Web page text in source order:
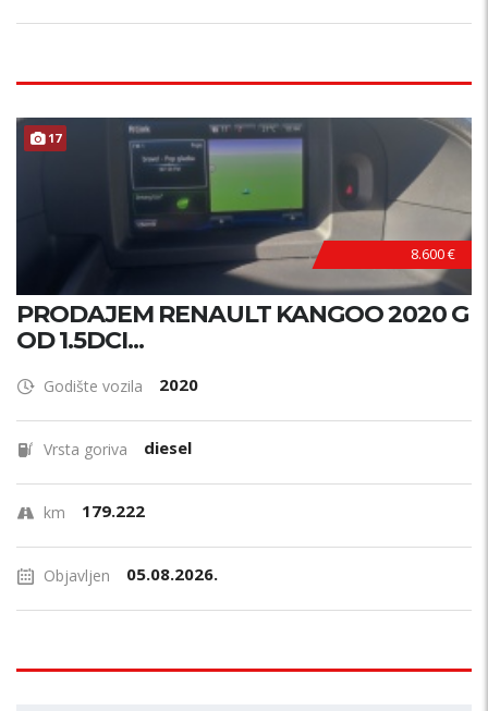
17
8.600 €
PRODAJEM RENAULT KANGOO 2020 G
OD 1.5DCI...
Godište vozila 2020
Vrsta goriva diesel
km 179.222
Objavljen 05.08.2026.